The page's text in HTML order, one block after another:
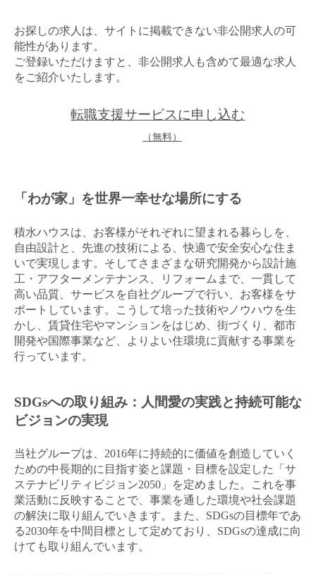
お探しの求人は、サイトに掲載できない非公開求人の可
能性があります。
ご登録いただけますと、非公開求人も含めて最適な求人
をご紹介いたします。
転職支援サービスに申し込む
（無料）
「わが家」を世界一幸せな場所にする
積水ハウスは、お客様がそれぞれに望まれる暮らしを、
自由設計と、先進の技術による、快適で安全安心な住ま
いで実現します。そしてさまざまな研究開発から設計施
工・アフターメンテナンス、リフォームまで、一貫して
高い品質、サービスを自社グループで行い、お客様をサ
ポートしています。こうして培った技術やノウハウを生
かし、賃貸住宅やマンションをはじめ、街づくり、都市
開発や国際事業など、よりよい住環境に貢献する事業を
行っています。
SDGsへの取り組み：人間愛の実践と持続可能な
ビジョンの実現
当社グループは、2016年に持続的に価値を創造していく
ための中長期的に目指す姿と課題・目標を設定した「サ
ステナビリティビジョン2050」を定めました。これを事
業活動に反映することで、事業を通した環境や社会課題
の解決に取り組んでいきます。また、SDGsの目標年であ
る2030年を中間目標として定めており、SDGsの達成に向
けても取り組んでいます。